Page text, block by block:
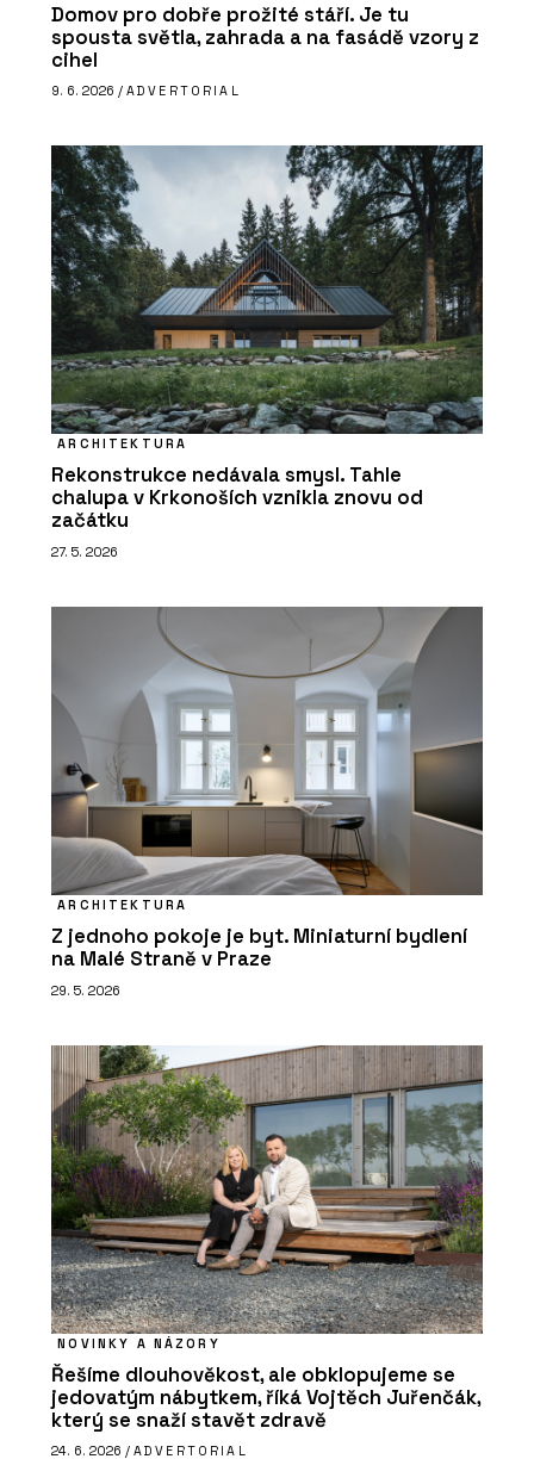
Domov pro dobře prožité stáří. Je tu
spousta světla, zahrada a na fasádě vzory z
cihel
9. 6. 2026 / ADVERTORIAL
ARCHITEKTURA
Rekonstrukce nedávala smysl. Tahle
chalupa v Krkonoších vznikla znovu od
začátku
27. 5. 2026
ARCHITEKTURA
Z jednoho pokoje je byt. Miniaturní bydlení
na Malé Straně v Praze
29. 5. 2026
NOVINKY A NÁZORY
Řešíme dlouhověkost, ale obklopujeme se
jedovatým nábytkem, říká Vojtěch Juřenčák,
který se snaží stavět zdravě
24. 6. 2026 / ADVERTORIAL